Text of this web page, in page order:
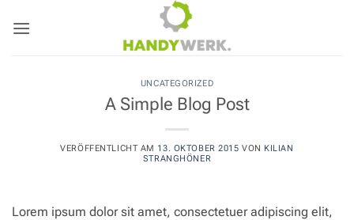
Inhalt
UNCATEGORIZED
A Simple Blog Post
VERÖFFENTLICHT AM 13. OKTOBER 2015 VON KILIAN
STRANGHÖNER
Lorem ipsum dolor sit amet, consectetuer adipiscing elit,